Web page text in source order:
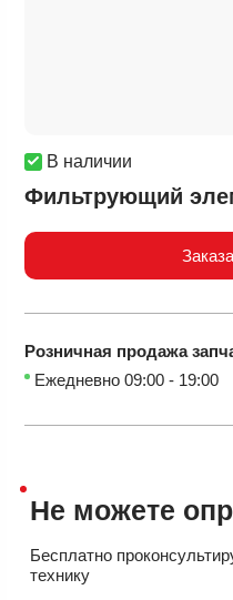
В наличии
Фильтрующий
Розничная продажа
Ежедневно 09:00 - 19:00
Не можете
Бесплатно
технику